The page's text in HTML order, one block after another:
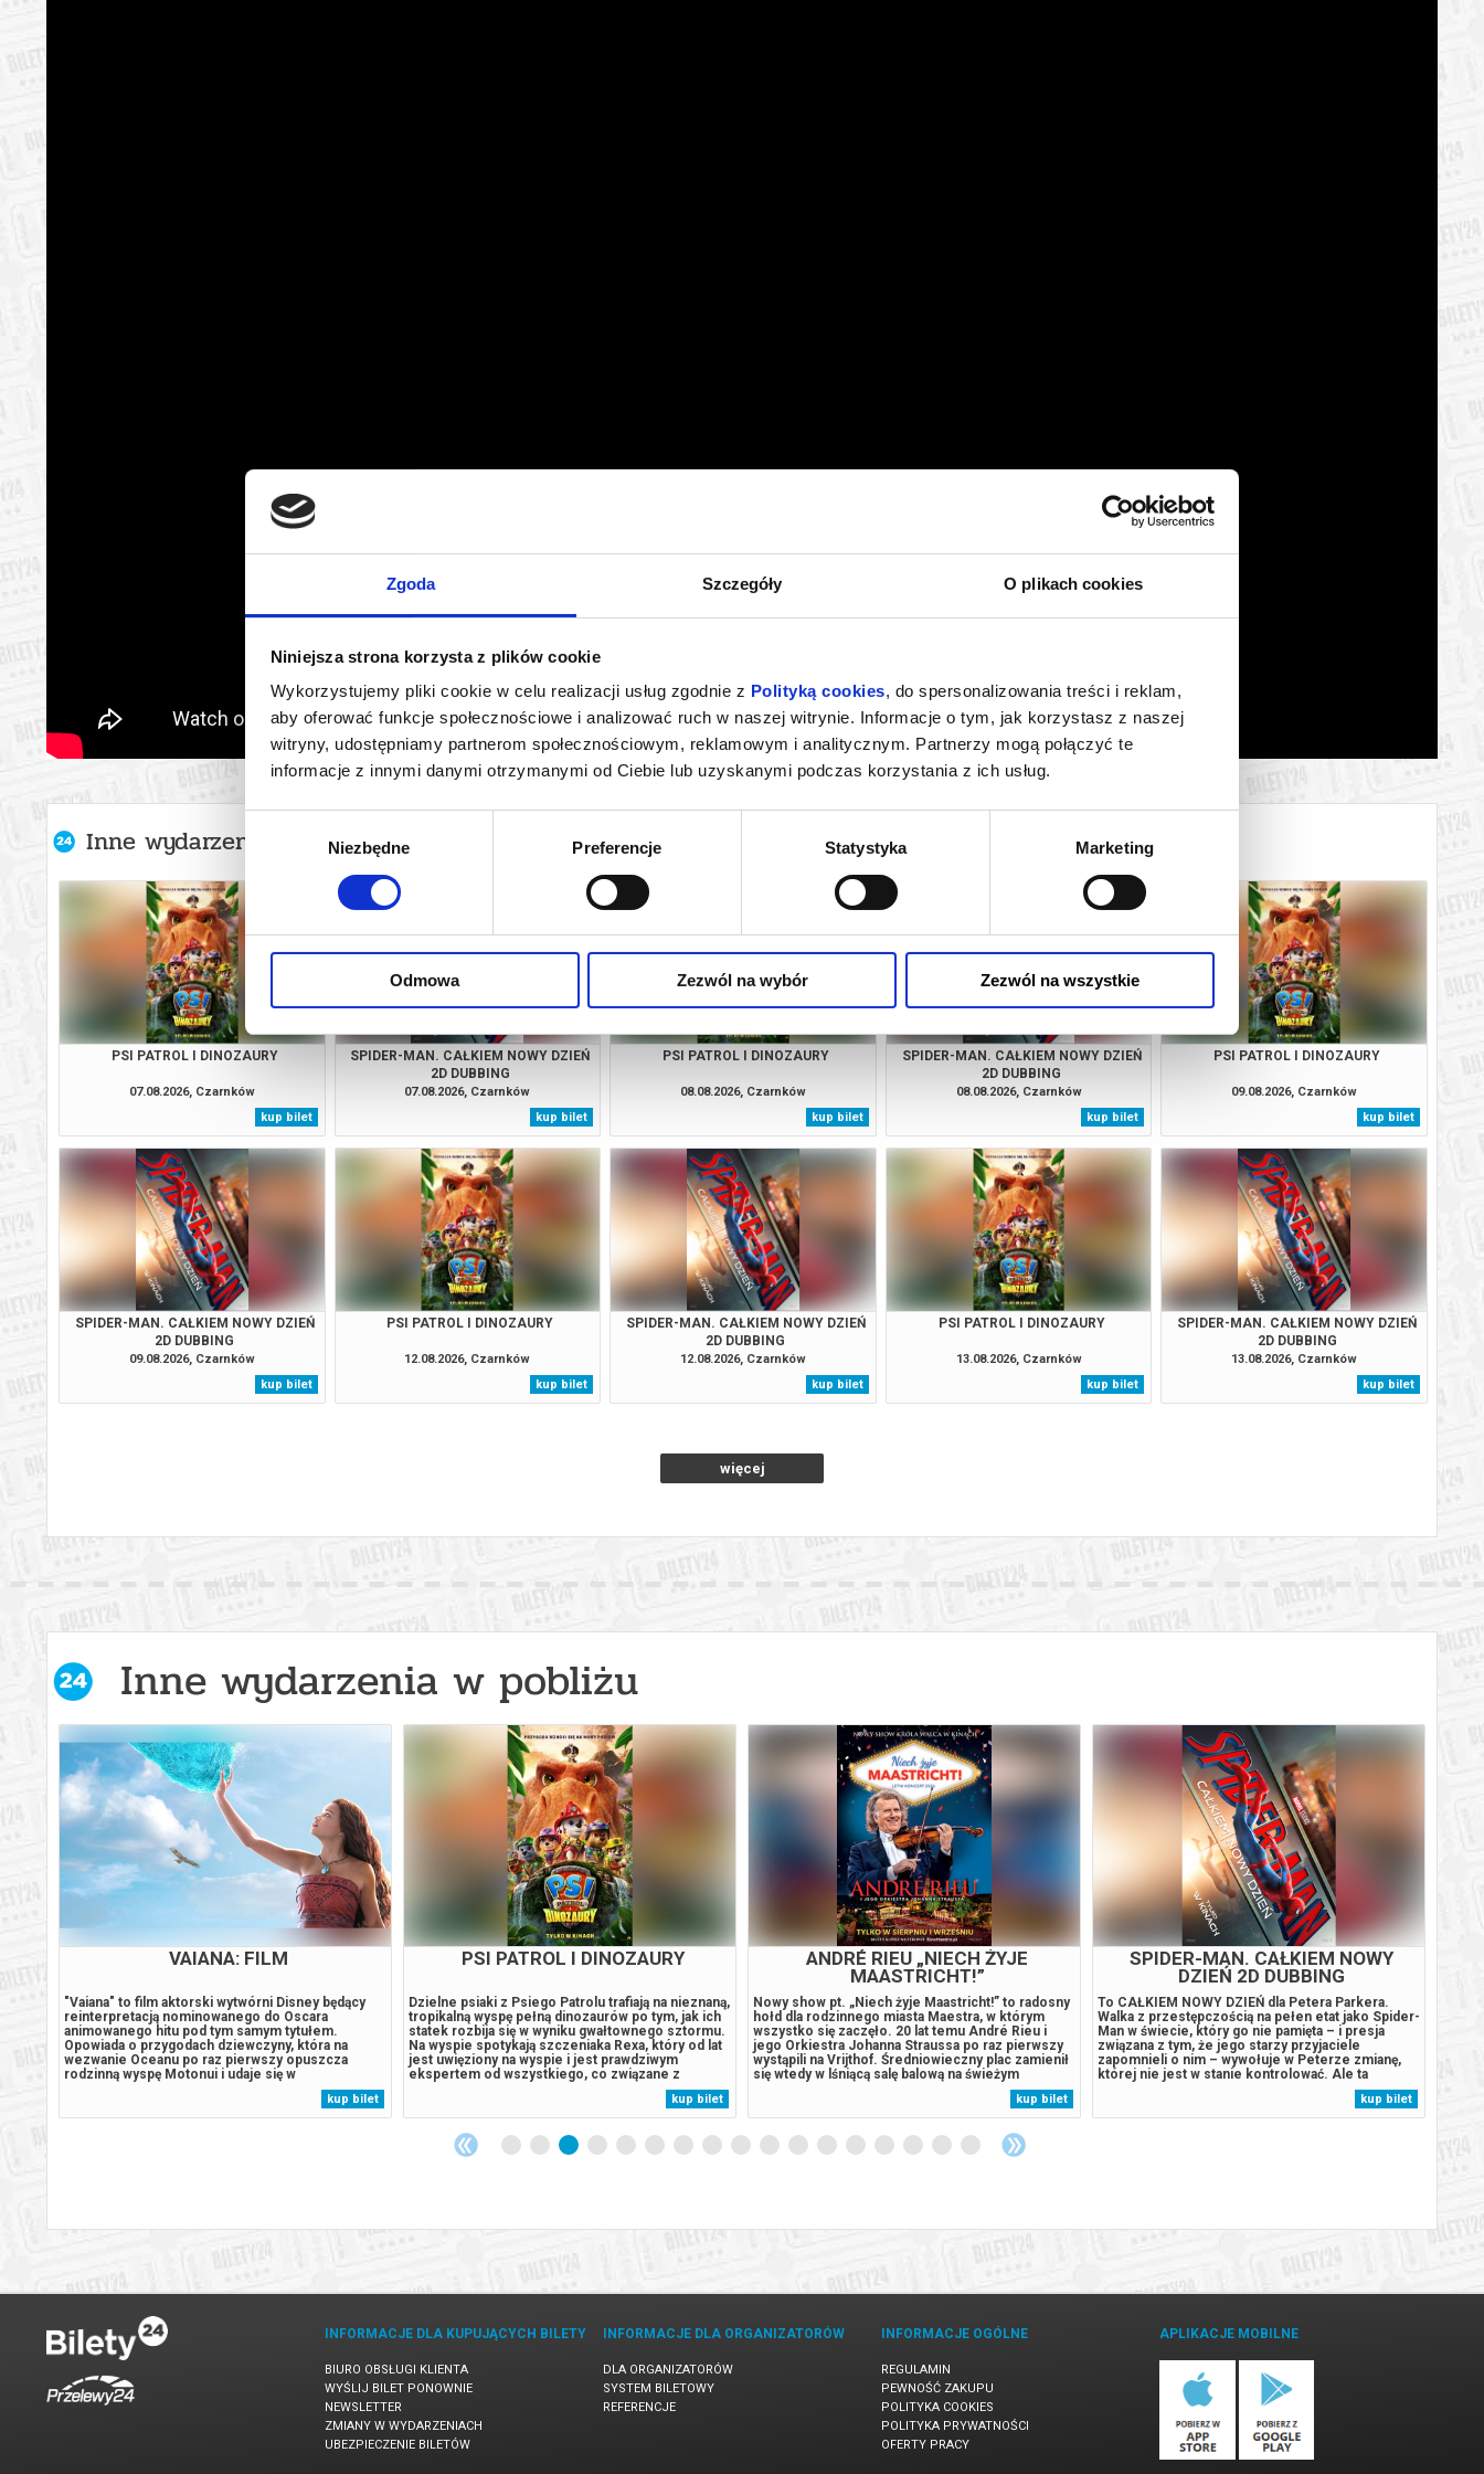
Zgoda Szczegóły O plikach cookies
Niniejsza strona korzysta z plików cookie
Wykorzystujemy pliki cookie w celu realizacji usług zgodnie z Polityką cookies, do spersonalizowania treści i reklam,
aby oferować funkcje społecznościowe i analizować ruch w naszej witrynie. Informacje o tym, jak korzystasz z naszej
witryny, udostępniamy partnerom społecznościowym, reklamowym i analitycznym. Partnerzy mogą połączyć te
informacje z innymi danymi otrzymanymi od Ciebie lub uzyskanymi podczas korzystania z ich usług.
Niezbędne Preferencje Statystyka Marketing
Odmowa Zezwól na wybór Zezwól na wszystkie
Inne wydarzenia organizatora
PSI PATROL I DINOZAURY
07.08.2026, Czarnków
kup bilet
SPIDER-MAN. CAŁKIEM NOWY DZIEŃ
2D DUBBING
07.08.2026, Czarnków
kup bilet
PSI PATROL I DINOZAURY
08.08.2026, Czarnków
kup bilet
SPIDER-MAN. CAŁKIEM NOWY DZIEŃ
2D DUBBING
08.08.2026, Czarnków
kup bilet
PSI PATROL I DINOZAURY
09.08.2026, Czarnków
kup bilet
SPIDER-MAN. CAŁKIEM NOWY DZIEŃ
2D DUBBING
09.08.2026, Czarnków
kup bilet
PSI PATROL I DINOZAURY
12.08.2026, Czarnków
kup bilet
SPIDER-MAN. CAŁKIEM NOWY DZIEŃ
2D DUBBING
12.08.2026, Czarnków
kup bilet
PSI PATROL I DINOZAURY
13.08.2026, Czarnków
kup bilet
SPIDER-MAN. CAŁKIEM NOWY DZIEŃ
2D DUBBING
13.08.2026, Czarnków
kup bilet
więcej
Inne wydarzenia w pobliżu
bilet
VAIANA: FILM
"Vaiana" to film aktorski wytwórni Disney będący
reinterpretacją nominowanego do Oscara
animowanego hitu pod tym samym tytułem.
Opowiada o przygodach dziewczyny, która na
wezwanie Oceanu po raz pierwszy opuszcza
rodzinną wyspę Motonui i udaje się w
niezapomnianą podróż, by ratować swoje plemię.
Reżyserem filmu jest Thomas Kail ("Hamilton")
uhonorowany nagrodami Emmy i Tony.*******
kup bilet
PSI PATROL I DINOZAURY
Dzielne psiaki z Psiego Patrolu trafiają na nieznaną,
tropikalną wyspę pełną dinozaurów po tym, jak ich
statek rozbija się w wyniku gwałtownego sztormu.
Na wyspie spotykają szczeniaka Rexa, który od lat
jest uwięziony na wyspie i jest prawdziwym
ekspertem od wszystkiego, co związane z
pradawnymi gadami. Sytuacja wymyka się spod
kontroli, gdy odwieczny rywal piesków, burmistrz
Humdinger, zaczyna pozyskiwać...
kup bilet
ANDRÉ RIEU „NIECH ŻYJE
MAASTRICHT!”
Nowy show pt. „Niech żyje Maastricht!” to radosny
hołd dla rodzinnego miasta Maestra, w którym
wszystko się zaczęło. 20 lat temu André Rieu i
jego Orkiestra Johanna Straussa po raz pierwszy
wystąpili na Vrijthof. Średniowieczny plac zamienił
się wtedy w lśniącą salę balową na świeżym
powietrzu. Publiczność wysłuchała pierwszego
tego typu koncertu, a wszystko pod letnim
niebem, usianym migoczącymi gwiazdami....
kup bilet
SPIDER-MAN. CAŁKIEM NOWY
DZIEŃ 2D DUBBING
To CAŁKIEM NOWY DZIEŃ dla Petera Parkera.
Walka z przestępczością na pełen etat jako Spider-
Man w świecie, który go nie pamięta – i presja
związana z tym, że jego starzy przyjaciele
zapomnieli o nim – wywołuje w Peterze zmianę,
której nie jest w stanie kontrolować. Ale ta
przemiana może być również jedyną rzeczą, która
powstrzyma nowe zagrożenie dla miasta i jego
bliskich.******* Bezpieczne zakupy...
kup bilet
INFORMACJE DLA KUPUJĄCYCH BILETY
BIURO OBSŁUGI KLIENTA
WYŚLIJ BILET PONOWNIE
NEWSLETTER
ZMIANY W WYDARZENIACH
UBEZPIECZENIE BILETÓW
INFORMACJE DLA ORGANIZATORÓW
DLA ORGANIZATORÓW
SYSTEM BILETOWY
REFERENCJE
INFORMACJE OGÓLNE
REGULAMIN
PEWNOŚĆ ZAKUPU
POLITYKA COOKIES
POLITYKA PRYWATNOŚCI
OFERTY PRACY
APLIKACJE MOBILNE